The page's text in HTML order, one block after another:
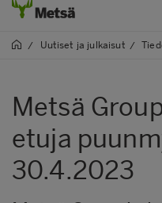
/ Uutiset ja julkaisut​ /
Metsä
etuja
30.4.2023